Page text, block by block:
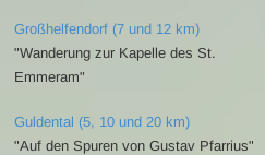
Großhelfendorf (7 und 12 km)
"Wanderung zur Kapelle des St.
Emmeram"
Guldental (5, 10 und 20 km)
"Auf den Spuren von Gustav Pfarrius"